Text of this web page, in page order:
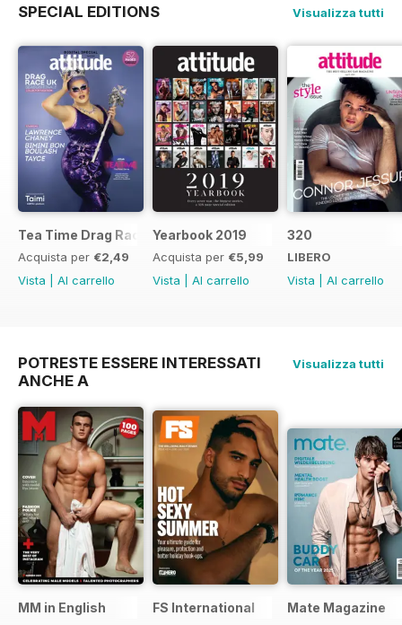
SPECIAL EDITIONS Visualizza tutti
Tea Time Drag Race UK Digital Special
Acquista per €2,49
Vista
Al carrello
Yearbook 2019
Acquista per €5,99
Vista
Al carrello
320
LIBERO
Vista
Al carrello
POTRESTE ESSERE INTERESSATI
ANCHE A
Visualizza tutti
MM in English FS International Mate Magazine